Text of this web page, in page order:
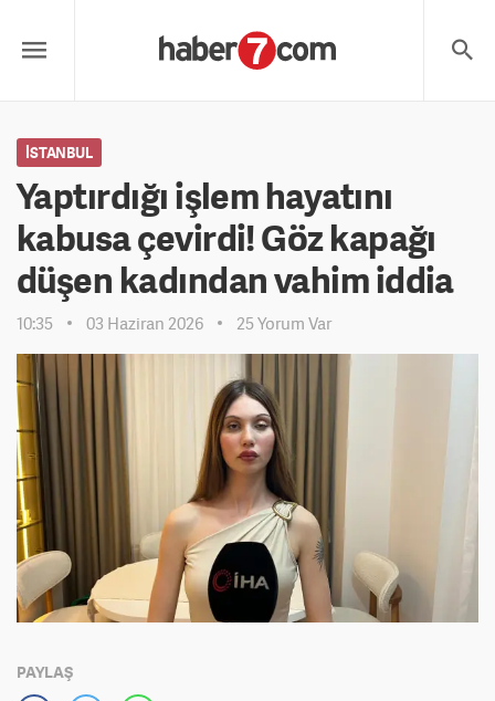
İSTANBUL
Yaptırdığı işlem hayatını
kabusa çevirdi! Göz kapağı
düşen kadından vahim iddia
10:35 03 Haziran 2026 25 Yorum Var
PAYLAŞ